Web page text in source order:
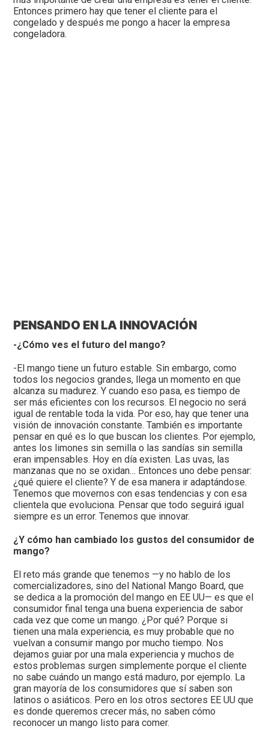
Entonces primero hay que tener el cliente para el
congelado y después me pongo a hacer la empresa
congeladora.
PENSANDO EN LA INNOVACIÓN
-¿Cómo ves el futuro del mango?
-El mango tiene un futuro estable. Sin embargo, como
todos los negocios grandes, llega un momento en que
alcanza su madurez. Y cuando eso pasa, es tiempo de
ser más eficientes con los recursos. El negocio no será
igual de rentable toda la vida. Por eso, hay que tener una
visión de innovación constante. También es importante
pensar en qué es lo que buscan los clientes. Por ejemplo,
antes los limones sin semilla o las sandías sin semilla
eran impensables. Hoy en día existen. Las uvas, las
manzanas que no se oxidan… Entonces uno debe pensar:
¿qué quiere el cliente? Y de esa manera ir adaptándose.
Tenemos que movernos con esas tendencias y con esa
clientela que evoluciona. Pensar que todo seguirá igual
siempre es un error. Tenemos que innovar.
¿Y cómo han cambiado los gustos del consumidor de
mango?
El reto más grande que tenemos —y no hablo de los
comercializadores, sino del National Mango Board, que
se dedica a la promoción del mango en EE UU— es que el
consumidor final tenga una buena experiencia de sabor
cada vez que come un mango. ¿Por qué? Porque si
tienen una mala experiencia, es muy probable que no
vuelvan a consumir mango por mucho tiempo. Nos
dejamos guiar por una mala experiencia y muchos de
estos problemas surgen simplemente porque el cliente
no sabe cuándo un mango está maduro, por ejemplo. La
gran mayoría de los consumidores que sí saben son
latinos o asiáticos. Pero en los otros sectores EE UU que
es donde queremos crecer más, no saben cómo
reconocer un mango listo para comer.